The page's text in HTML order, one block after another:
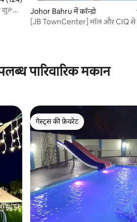
शुल्क
Johor Bahru में कॉन्डो
[JB TownCenter] मॉल और CIQ से
पारिवारिक मकान
गेस्ट्स की फ़ेवरेट
गेस्ट्स की फ़ेवरेट